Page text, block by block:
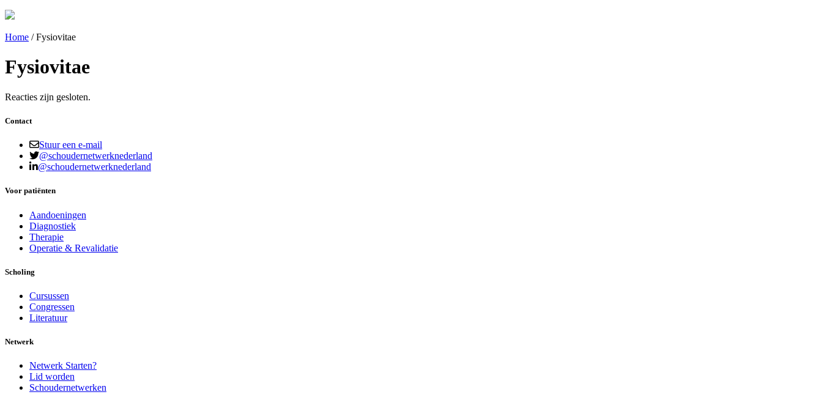
Home /Fysiovitae
Fysiovitae
Reacties zijn gesloten.
Contact
Stuur een e-mail
@schoudernetwerknederland
@schoudernetwerknederland
Voor patiënten
Aandoeningen
Diagnostiek
Therapie
Operatie & Revalidatie
Scholing
Cursussen
Congressen
Literatuur
Netwerk
Netwerk Starten?
Lid worden
Schoudernetwerken